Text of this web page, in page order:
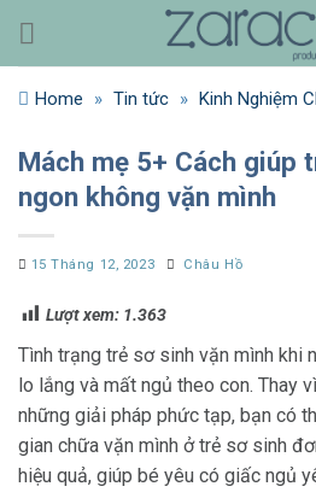
qua
nội
dungHome » Tin tức » Kinh Nghiệm
Mách mẹ 5+ Cách giúp
ngon không vặn mình
15 Tháng 12, 2023 Châu Hồ
Lượt xem: 1.363
Tình trạng trẻ sơ sinh vặn mình khi
lo lắng và mất ngủ theo con. Thay
những giải pháp phức tạp, bạn có
gian chữa vặn mình ở trẻ sơ sinh
hiệu quả, giúp bé yêu có giấc ngủ